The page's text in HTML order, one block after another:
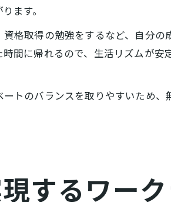
ます。
格取得の勉強をするなど、自分
間に帰れるので、生活リズムが
トのバランスを取りやすいため
するワー